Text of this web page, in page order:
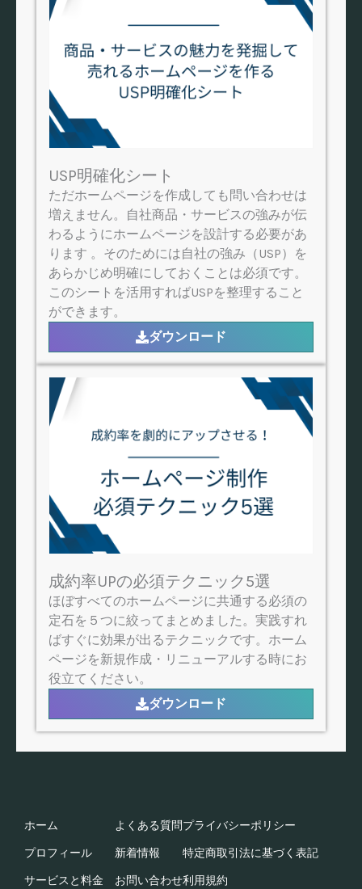
USP明確化シート
ただホームページを作成しても問い合わせは
増えません。自社商品・サービスの強みが伝
わるようにホームページを設計する必要があ
ります 。そのためには自社の強み（USP）を
あらかじめ明確にしておくことは必須です。
このシートを活用すればUSPを整理すること
ができます。
ダウンロード
成約率UPの必須テクニック5選
ほぼすべてのホームページに共通する必須の
定石を５つに絞ってまとめました。実践すれ
ばすぐに効果が出るテクニックです。ホーム
ページを新規作成・リニューアルする時にお
役立てください。
ダウンロード
ホーム
プロフィール
サービスと料金
よくある質問
新着情報
お問い合わせ
プライバシーポリシー
特定商取引法に基づく表記​
利用規約​